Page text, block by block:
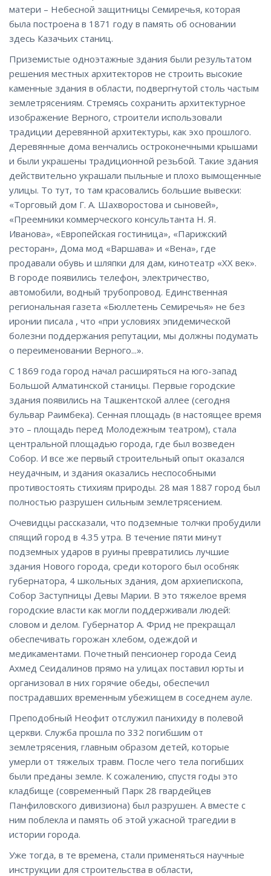
матери – Небесной защитницы Семиречья, которая
была построена в 1871 году в память об основании
здесь Казачьих станиц.
Приземистые одноэтажные здания были результатом
решения местных архитекторов не строить высокие
каменные здания в области, подвергнутой столь частым
землетрясениям. Стремясь сохранить архитектурное
изображение Верного, строители использовали
традиции деревянной архитектуры, как эхо прошлого.
Деревянные дома венчались остроконечными крышами
и были украшены традиционной резьбой. Такие здания
действительно украшали пыльные и плохо вымощенные
улицы. То тут, то там красовались большие вывески:
«Торговый дом Г. A. Шахворостова и сыновей»,
«Преемники коммерческого консультанта Н. Я.
Иванова», «Европейская гостиница», «Парижский
ресторан», Дома мод «Варшава» и «Вена», где
продавали обувь и шляпки для дам, кинотеатр «XX век».
В городе появились телефон, электричество,
автомобили, водный трубопровод. Единственная
региональная газета «Бюллетень Семиречья» не без
иронии писала , что «при условиях эпидемической
болезни поддержания репутации, мы должны подумать
о переименовании Верного...».
С 1869 года город начал расширяться на юго-запад
Большой Алматинской станицы. Первые городские
здания появились на Ташкентской аллее (сегодня
бульвар Раимбека). Сенная площадь (в настоящее время
это – площадь перед Молодежным театром), стала
центральной площадью города, где был возведен
Собор. И все же первый строительный опыт оказался
неудачным, и здания оказались неспособными
противостоять стихиям природы. 28 мая 1887 город был
полностью разрушен сильным землетрясением.
Очевидцы рассказали, что подземные толчки пробудили
спящий город в 4.35 утра. В течение пяти минут
подземных ударов в руины превратились лучшие
здания Нового города, среди которого был особняк
губернатора, 4 школьных здания, дом архиепископа,
Собор Заступницы Девы Марии. В это тяжелое время
городские власти как могли поддерживали людей:
словом и делом. Губернатор А. Фрид не прекращал
обеспечивать горожан хлебом, одеждой и
медикаментами. Почетный пенсионер города Сеид
Ахмед Сеидалинов прямо на улицах поставил юрты и
организовал в них горячие обеды, обеспечил
пострадавших временным убежищем в соседнем ауле.
Преподобный Неофит отслужил панихиду в полевой
церкви. Служба прошла по 332 погибшим от
землетрясения, главным образом детей, которые
умерли от тяжелых травм. После чего тела погибших
были преданы земле. К сожалению, спустя годы это
кладбище (современный Парк 28 гвардейцев
Панфиловского дивизиона) был разрушен. А вместе с
ним поблекла и память об этой ужасной трагедии в
истории города.
Уже тогда, в те времена, стали применяться научные
инструкции для строительства в области,